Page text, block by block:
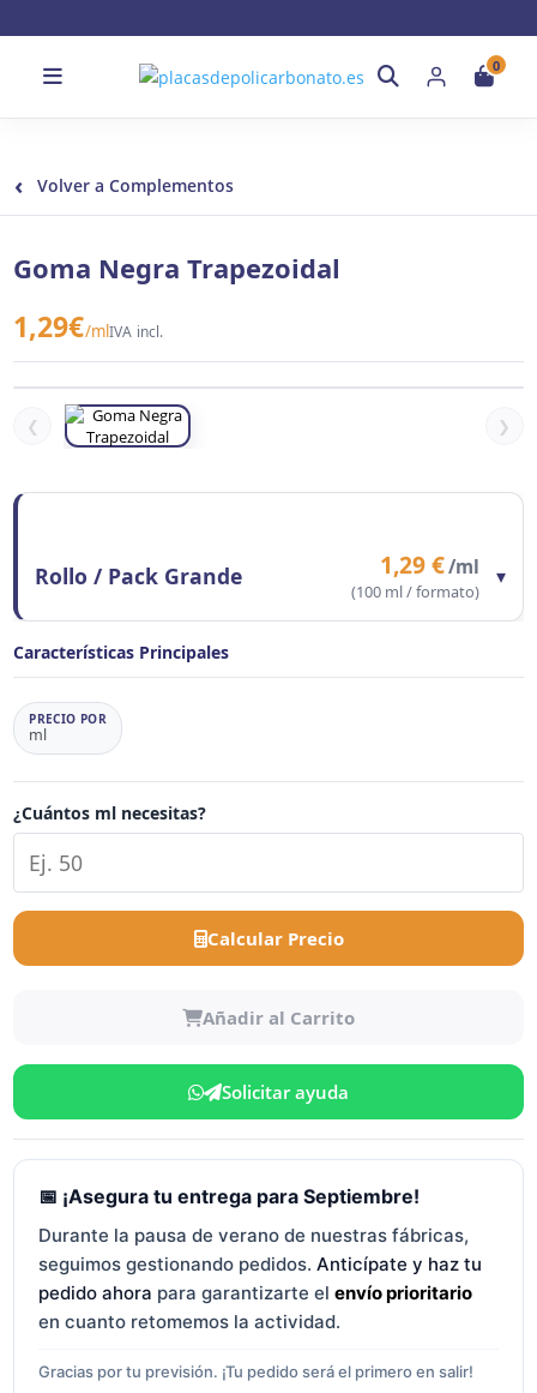
0
‹ Volver a Complementos
Goma Negra Trapezoidal
1,29€/mlIVA incl.
❮ ❯
Rollo / Pack Grande 1,29 €/ml
(100 ml / formato)
▾
Precio/ml
Características Principales
PRECIO POR
ml
¿Cuántos ml necesitas?
Calcular Precio
Añadir al Carrito
Solicitar ayuda
📅 ¡Asegura tu entrega para Septiembre!
Durante la pausa de verano de nuestras fábricas,
seguimos gestionando pedidos.Anticípate y haz tu
pedido ahora para garantizarte elenvío prioritario
en cuanto retomemos la actividad.
Gracias por tu previsión. ¡Tu pedido será el primero en salir!